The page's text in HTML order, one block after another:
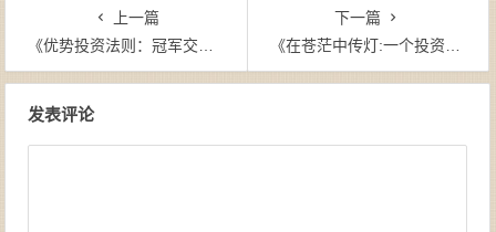
上一篇
《优势投资法则：冠军交易者的7项修炼》谭昊（作者）-epub+mobi+azw3
下一篇
《在苍茫中传灯:一个投资者20年的知与行》姚斌（作者）-epub+mobi+azw3
发表评论